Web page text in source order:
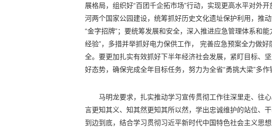
展格局，组织好“百团千企拓市场”行动，实现更高水平对外
河两个国家公园建设，统筹抓好历史文化遗址保护利用，推
“金字招牌”；要统筹发展和安全，深入推进应急管理体系和
经验”，多措并举抓好电力保供工作， 完善应急预案全力做好
全。要更加扎实有效抓好下半年经济社会发展，紧盯目标、
好态势，确保完成全年目标任务，努力为全省“勇挑大梁”多作
马明龙要求，扎实推动学习宣传贯彻工作往深里走、往
言更知其义、知其然更知其所以然，学出忠诚维护的站位、
到边到底，结合学习贯彻习近平新时代中国特色社会主义思